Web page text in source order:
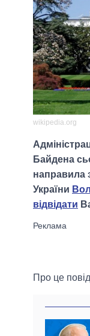
wikipedia.org
Байдена
направила
України
відвідати
Про це